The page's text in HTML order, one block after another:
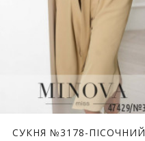
СУКНЯ №3178-ПІСОЧНИЙ